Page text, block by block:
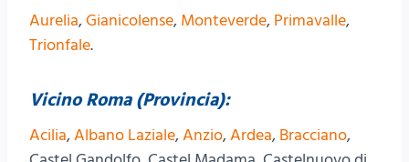
Aurelia,Gianicolense, Monteverde, Primavalle,
Trionfale.
Vicino Roma (Provincia):
Acilia,Albano Laziale,Anzio,Ardea, Bracciano,